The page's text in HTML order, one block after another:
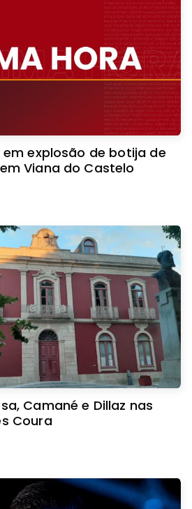
explosão de botija de
Viana do Castelo
Camané e Dillaz nas
Coura